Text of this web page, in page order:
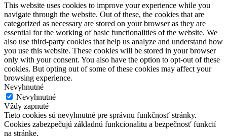
This website uses cookies to improve your experience while you
navigate through the website. Out of these, the cookies that are
categorized as necessary are stored on your browser as they are
essential for the working of basic functionalities of the website. We
also use third-party cookies that help us analyze and understand how
you use this website. These cookies will be stored in your browser
only with your consent. You also have the option to opt-out of these
cookies. But opting out of some of these cookies may affect your
browsing experience.
Nevyhnutné
Nevyhnutné
Vždy zapnuté
Tieto cookies sú nevyhnutné pre správnu funkčnosť stránky.
Cookies zabezpečujú základnú funkcionalitu a bezpečnosť funkcií
na stránke.